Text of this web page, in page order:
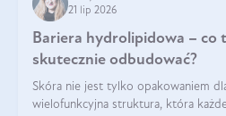
21 lip 2026
Bariera hydrolipidowa – co
skutecznie odbudować?
Skóra nie jest tylko opakowaniem
wielofunkcyjna struktura, która